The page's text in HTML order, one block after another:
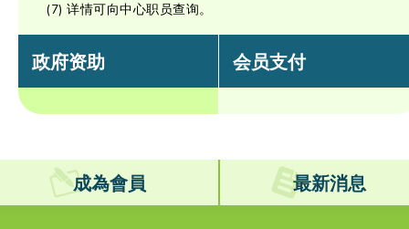
(7) 详情可向中心职员查询。
政府资助 会员支付
成為會員 最新消息